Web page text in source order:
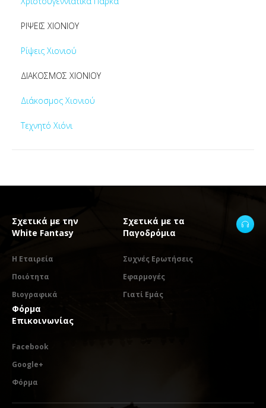
ΡΙΨΕΙΣ ΧΙΟΝΙΟΥ
Ρίψεις Χιονιού
ΔΙΑΚΟΣΜΟΣ ΧΙΟΝΙΟΥ
Διάκοσμος Χιονιού
Τεχνητό Χιόνι
Σχετικά με την
White Fantasy
Η Εταιρεία
Ποιότητα
Βιογραφικά
Σχετικά με τα
Παγοδρόμια
Συχνές Ερωτήσεις
Εφαρμογές
Γιατί Εμάς
Φόρμα
Επικοινωνίας
Facebook
Google+
Φόρμα